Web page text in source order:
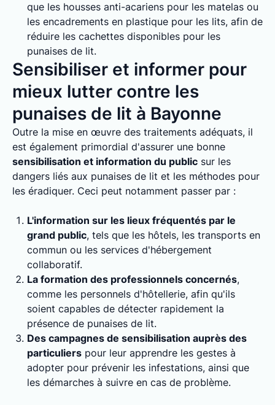
que les housses anti-acariens pour les matelas ou
les encadrements en plastique pour les lits, afin de
réduire les cachettes disponibles pour les
punaises de lit.
Sensibiliser et informer pour
mieux lutter contre les
punaises de lit à Bayonne
Outre la mise en œuvre des traitements adéquats, il
est également primordial d'assurer une bonne
sensibilisation et information du public sur les
dangers liés aux punaises de lit et les méthodes pour
les éradiquer. Ceci peut notamment passer par :
L'information sur les lieux fréquentés par le
grand public, tels que les hôtels, les transports en
commun ou les services d'hébergement
collaboratif.
La formation des professionnels concernés,
comme les personnels d'hôtellerie, afin qu'ils
soient capables de détecter rapidement la
présence de punaises de lit.
Des campagnes de sensibilisation auprès des
particuliers pour leur apprendre les gestes à
adopter pour prévenir les infestations, ainsi que
les démarches à suivre en cas de problème.